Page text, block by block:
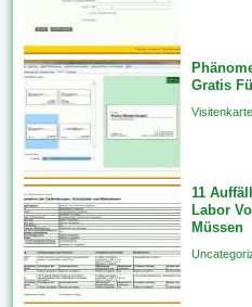
Gratis
11
Labor
Müssen